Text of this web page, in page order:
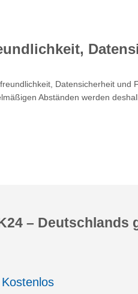
Datensicherheit
Abständen werden
– Deutschlands
Kostenlos